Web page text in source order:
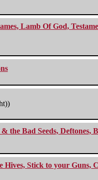
Lamb Of God,
the Bad Seeds, Deftones,
Hives, Stick to your Guns,